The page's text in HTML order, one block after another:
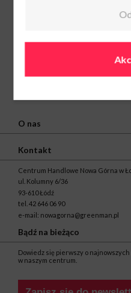
O nas
Kontakt
Centrum Handlowe Nowa Górna w
ul. Kolumny 6/36
93-610 Łódź
tel. 42 646 06 90
e-mail: nowagorna@greenman.pl
Bądź na bieżąco
Dowiedz się pierwszy o
w naszym centrum.